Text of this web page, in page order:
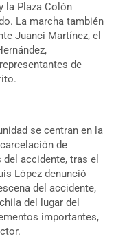
la Plaza Colón
La marcha también
Juanci Martínez, el
de
se centran en la
de
accidente, tras el
López denunció
del accidente,
del lugar del
importantes,